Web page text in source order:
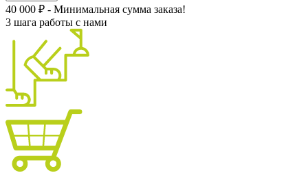
40 000 ₽ - Минимальная сумма заказа!
3 шага работы с нами